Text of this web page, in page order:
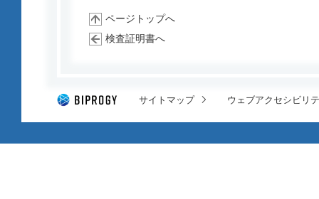
ページトップへ
検査証明書へ
サイトマップ ウェブアクセシビリ